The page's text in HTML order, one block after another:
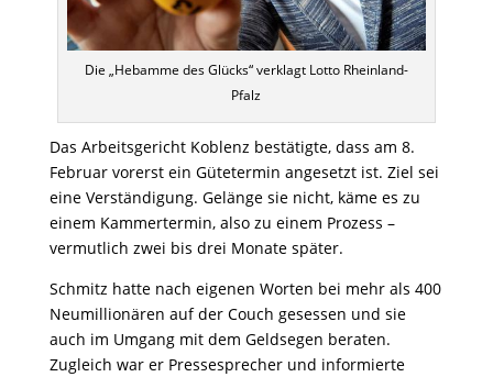
Die „Hebamme des Glücks“ verklagt Lotto Rheinland-
Pfalz
Das Arbeitsgericht Koblenz bestätigte, dass am 8.
Februar vorerst ein Gütetermin angesetzt ist. Ziel sei
eine Verständigung. Gelänge sie nicht, käme es zu
einem Kammertermin, also zu einem Prozess –
vermutlich zwei bis drei Monate später.
Schmitz hatte nach eigenen Worten bei mehr als 400
Neumillionären auf der Couch gesessen und sie
auch im Umgang mit dem Geldsegen beraten.
Zugleich war er Pressesprecher und informierte